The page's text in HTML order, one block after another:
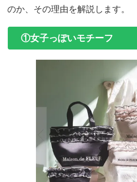
のか、その理由を解説します。
①女子っぽいモチーフ